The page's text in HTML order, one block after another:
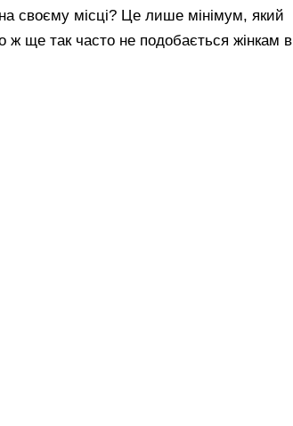
своєму місці? Це лише мінімум, який
ж ще так часто не подобається жінкам в